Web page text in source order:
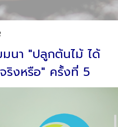
นา "ปลูกต้นไม้ ได้
ริงหรือ" ครั้งที่ 5